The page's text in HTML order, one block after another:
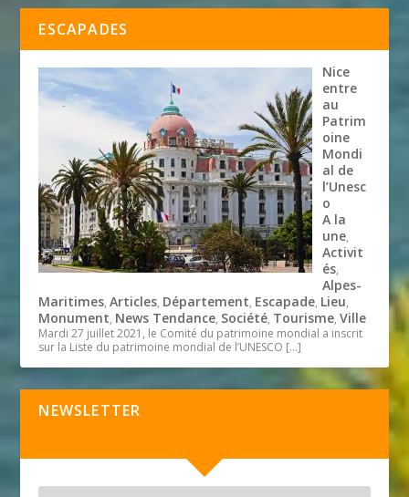
ESCAPADES
Nice
entre
au
Patrim
oine
Mondi
al de
l’Unesc
o
A la
une,
Activit
és,
Alpes-
Maritimes,Articles, Département, Escapade, Lieu,
Monument, News Tendance, Société, Tourisme,Ville
Mardi 27 juillet 2021, le Comité du patrimoine mondial a inscrit
sur la Liste du patrimoine mondial de l’UNESCO […]
NEWSLETTER